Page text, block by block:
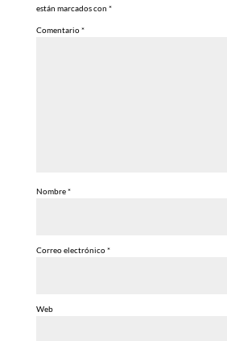
están marcados con *
Comentario*
Nombre*
Correo electrónico*
Web